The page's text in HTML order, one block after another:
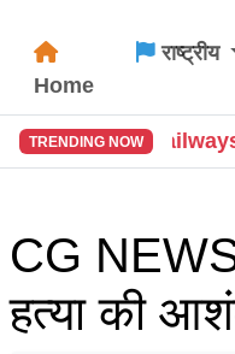
Home
राष्ट्रीय
TRENDING NOW
यात्रियों को बड़ी राहत,
CG NEWS
हत्या की